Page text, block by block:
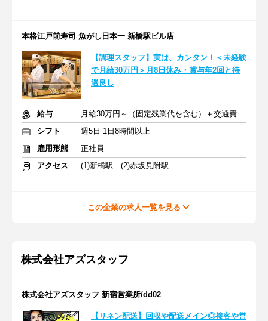
本格江戸前寿司 魚がし日本一 新橋駅ビル店
【調理スタッフ】実は、カンタン！＜未経験
で月給30万円＞月8日休み・賞与年2回と待
遇良し
給与
月給30万円～（固定残業代を含む）＋交通費全額支給
シフト
週5日 1日8時間以上
雇用形態
正社員
アクセス
(1)新橋駅 (2)赤坂見附駅 (3)三田駅
この企業の求人一覧を見る
株式会社アズスタッフ
株式会社アズスタッフ 新宿営業所/dd02
【リネン配送】回収や配送メイン◎接客や営